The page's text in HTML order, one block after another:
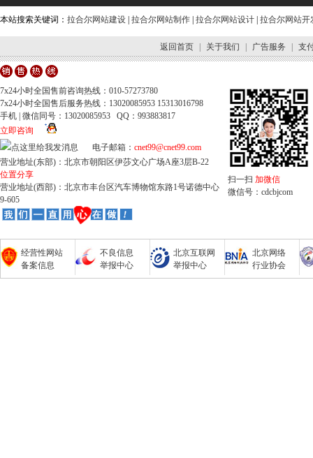
本站搜索关键词： 拉合尔网站建设 拉合尔网站制作 拉合尔网站设计 拉合尔网站开
返回首页 关于我们 广告服务 支
7x24小时全国售前咨询热线：010-57273780
7x24小时全国售后服务热线：13020085953 15313016798
手机 | 微信同号：13020085953 QQ：993883817
立即咨询
电子邮箱： cnet99@cnet99.com
营业地址(东部)：北京市朝阳区伊莎文心广场A座3层B-22
位置分享
营业地址(西部)：北京市丰台区汽车博物馆东路1号诺德中心
9-605
扫一扫 加微信
微信号：cdcbjcom
经营性网站
备案信息
不良信息
举报中心
北京互联网
举报中心
北京网络
行业协会